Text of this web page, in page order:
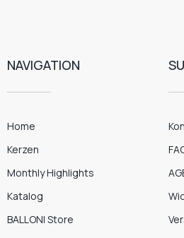
NAVIGATION
Home
Kerzen
Monthly Highlights
Katalog
BALLONI Store